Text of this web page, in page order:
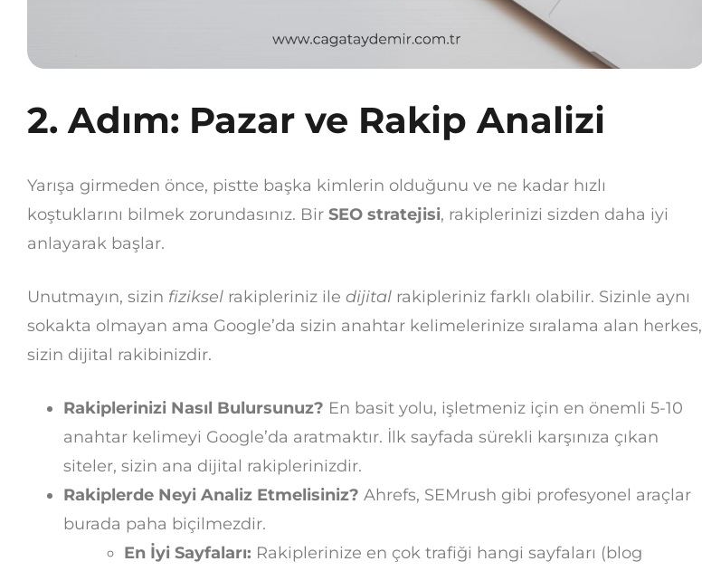
2. Adım: Pazar ve Rakip Analizi
Yarışa girmeden önce, pistte başka kimlerin olduğunu ve ne kadar hızlı
koştuklarını bilmek zorundasınız. Bir SEO stratejisi, rakiplerinizi sizden daha iyi
anlayarak başlar.
Unutmayın, sizin fiziksel rakipleriniz ile dijital rakipleriniz farklı olabilir. Sizinle aynı
sokakta olmayan ama Google’da sizin anahtar kelimelerinize sıralama alan herkes,
sizin dijital rakibinizdir.
Rakiplerinizi Nasıl Bulursunuz? En basit yolu, işletmeniz için en önemli 5-10
anahtar kelimeyi Google’da aratmaktır. İlk sayfada sürekli karşınıza çıkan
siteler, sizin ana dijital rakiplerinizdir.
Rakiplerde Neyi Analiz Etmelisiniz? Ahrefs, SEMrush gibi profesyonel araçlar
burada paha biçilmezdir.
En İyi Sayfaları: Rakiplerinize en çok trafiği hangi sayfaları (blog